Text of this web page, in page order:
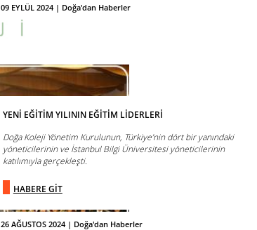
09 EYLÜL 2024 | Doğa'dan Haberler
26 AĞUSTOS 2024 | Doğa'dan Haberler
YENİ EĞİTİM YILININ EĞİTİM LİDERLERİ
Doğa Koleji Yönetim Kurulunun, Türkiye’nin dört bir yanındaki
yöneticilerinin ve İstanbul Bilgi Üniversitesi yöneticilerinin
katılımıyla gerçekleşti.
HABERE GİT